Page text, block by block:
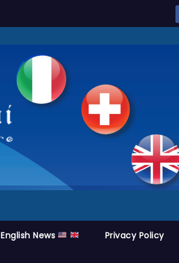
English News Privacy Policy